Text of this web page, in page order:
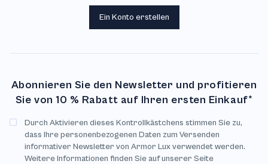
Abonnieren Sie den Newsletter und profitieren
Sie von 10 % Rabatt auf Ihren ersten Einkauf*
Durch Aktivieren dieses Kontrollkästchens stimmen Sie zu,
dass Ihre personenbezogenen Daten zum Versenden
informativer Newsletter von Armor Lux verwendet werden.
Weitere Informationen finden Sie auf unserer Seite
Ein Konto erstellen